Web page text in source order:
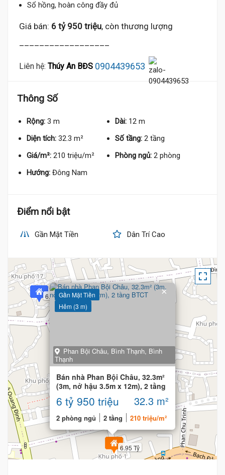
Sổ hồng, hoàn công đầy đủ
Giá bán: 6 tỷ 950 triệu, còn thương lượng
Liên hệ: Thúy An BĐS 0904439653
Thông Số
Rộng: 3 m Dài: 12 m
Diện tích: 32.3 m² Số tầng: 2 tầng
Giá/m²: 210 triệu/m² Phòng ngủ: 2 phòng
Hướng: Đông Nam
Điểm nổi bật
Gần Mặt Tiền Dân Trí Cao
6.95 Tỷ
6.98 TỷGần Mặt Tiền
Hẻm (3 m)
Phan Bội Châu, Bình Thạnh, Bình
Thạnh
Bán nhà Phan Bội Châu, 32.3m²
(3m, nở hậu 3.5m x 12m), 2 tầng
BTCT
6 tỷ 950 triệu 32.3 m²
2 phòng ngủ 2 tầng 210 triệu/m²
×